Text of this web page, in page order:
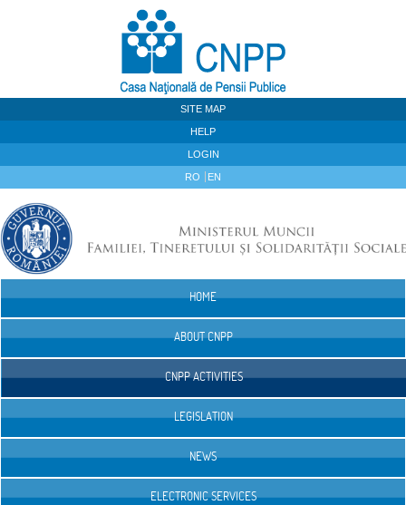
SITE MAP
HELP
LOGIN
RO EN
HOME
ABOUT CNPP
CNPP ACTIVITIES
LEGISLATION
NEWS
ELECTRONIC SERVICES